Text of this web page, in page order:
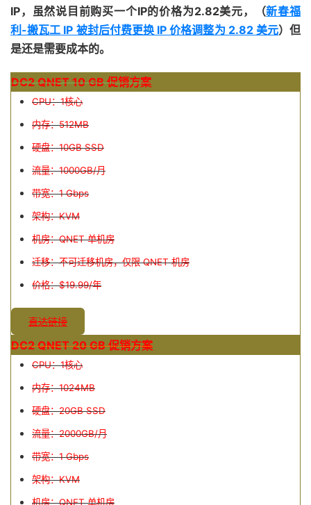
IP，虽然说目前购买一个IP的价格为2.82美元，（新春福
利-搬瓦工 IP 被封后付费更换 IP 价格调整为 2.82 美元）但
是还是需要成本的。
DC2 QNET 10 GB 促销方案
CPU：1核心
内存：512MB
硬盘：10GB SSD
流量：1000GB/月
带宽：1 Gbps
架构：KVM
机房：QNET 单机房
迁移：不可迁移机房，仅限 QNET 机房
价格：$19.99/年
直达链接
DC2 QNET 20 GB 促销方案
CPU：1核心
内存：1024MB
硬盘：20GB SSD
流量：2000GB/月
带宽：1 Gbps
架构：KVM
机房：QNET 单机房